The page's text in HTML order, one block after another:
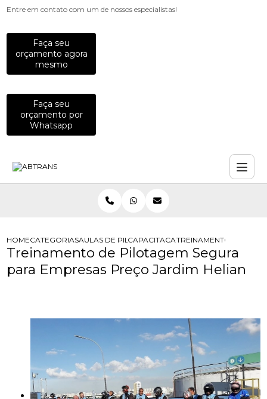
Entre em contato com um de nossos especialistas!
Faça seu
orçamento agora
mesmo
Faça seu
orçamento por
Whatsapp
HOMECATEGORIASAULAS DE PILOTAGEM PARA EMPRESAS
CAPACITACAO PARATREINAMENTO DE
Treinamento de Pilotagem Segura
para Empresas Preço Jardim Helian